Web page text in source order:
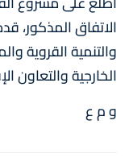
الاتفاق المذكور،
والتنمية القروية
الخارجية والتعاون
و م ع